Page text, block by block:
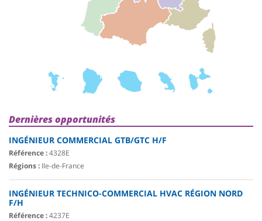
Dernières opportunités
INGÉNIEUR COMMERCIAL GTB/GTC H/F
Référence :4328E
Régions : Ile-de-France
INGÉNIEUR TECHNICO-COMMERCIAL HVAC RÉGION NORD
F/H
Référence :4237E